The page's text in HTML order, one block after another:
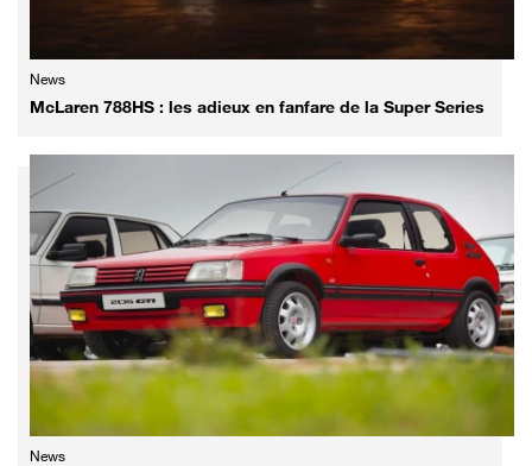
News
McLaren 788HS : les adieux en fanfare de la Super Series
News